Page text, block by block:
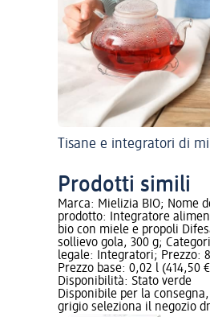
Tisane e integratori di
Prodotti simili
Marca: Mielizia BIO; Nome
prodotto: Integratore
bio con miele e propoli
sollievo gola, 300 g;
legale: Integratori; Prezzo:
Prezzo base: 0,02 l (414,50
Disponibilità: Stato verde
Disponibile per la
grigio seleziona il negozio